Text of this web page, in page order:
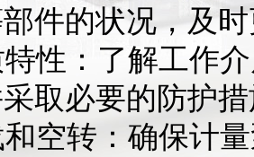
件的状况，及
性：了解工作
取必要的防护
空转：确保计